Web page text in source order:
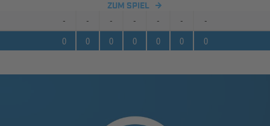
ZUM SPIEL
- - - - - -
-
0
0 0 0 0 0 0